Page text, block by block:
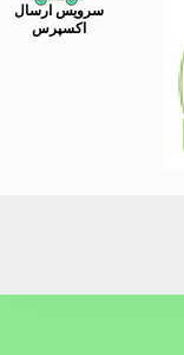
​سرویس ارسال
اکسپرس